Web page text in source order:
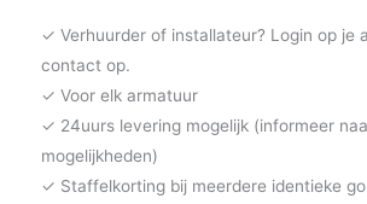
✓ Verhuurder of installateur? Login op je
contact op.
✓ Voor elk armatuur
✓ 24uurs levering mogelijk (informeer
mogelijkheden)
✓ Staffelkorting bij meerdere identieke